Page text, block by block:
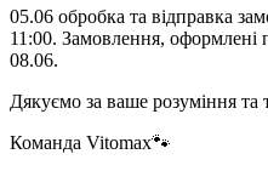
05.06 обробка та відправка
11:00. Замовлення, оформлені
08.06.
Дякуємо за ваше розуміння та
Команда Vitomax🐾